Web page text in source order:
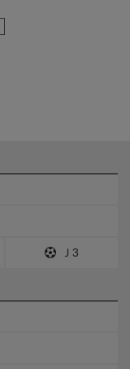
Ｊ3